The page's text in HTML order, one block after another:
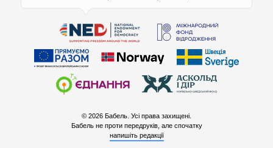
© 2026 Бабель. Усі права захищені.
Бабель не проти передруків, але спочатку
напишіть редакції